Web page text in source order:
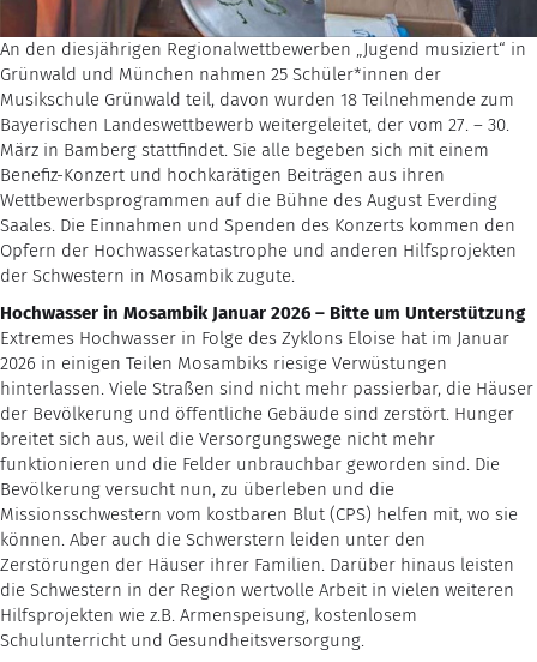
An den diesjährigen Regionalwettbewerben „Jugend musiziert“ in
Grünwald und München nahmen 25 Schüler*innen der
Musikschule Grünwald teil, davon wurden 18 Teilnehmende zum
Bayerischen Landeswettbewerb weitergeleitet, der vom 27. – 30.
März in Bamberg stattfindet. Sie alle begeben sich mit einem
Benefiz-Konzert und hochkarätigen Beiträgen aus ihren
Wettbewerbsprogrammen auf die Bühne des August Everding
Saales. Die Einnahmen und Spenden des Konzerts kommen den
Opfern der Hochwasserkatastrophe und anderen Hilfsprojekten
der Schwestern in Mosambik zugute.
Hochwasser in Mosambik Januar 2026 – Bitte um Unterstützung
Extremes Hochwasser in Folge des Zyklons Eloise hat im Januar
2026 in einigen Teilen Mosambiks riesige Verwüstungen
hinterlassen. Viele Straßen sind nicht mehr passierbar, die Häuser
der Bevölkerung und öffentliche Gebäude sind zerstört. Hunger
breitet sich aus, weil die Versorgungswege nicht mehr
funktionieren und die Felder unbrauchbar geworden sind. Die
Bevölkerung versucht nun, zu überleben und die
Missionsschwestern vom kostbaren Blut (CPS) helfen mit, wo sie
können. Aber auch die Schwerstern leiden unter den
Zerstörungen der Häuser ihrer Familien. Darüber hinaus leisten
die Schwestern in der Region wertvolle Arbeit in vielen weiteren
Hilfsprojekten wie z.B. Armenspeisung, kostenlosem
Schulunterricht und Gesundheitsversorgung.